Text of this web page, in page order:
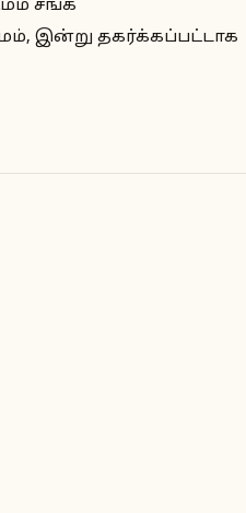
சங்க
இன்று தகர்க்கப்பட்டாக